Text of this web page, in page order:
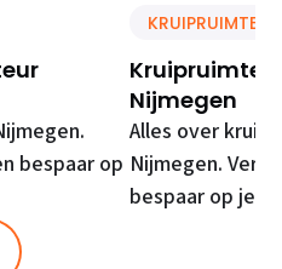
bespaar op
KRUIPRUIMTE
Kruipruimte
Nijmegen
Alles over
Nijmegen.
bespaar op je